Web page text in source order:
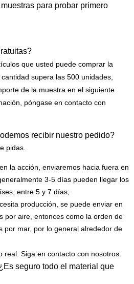
para probar primero
que usted puede comprar la
supera las 500 unidades,
de la muestra en el siguiente
póngase en contacto con
recibir nuestro pedido?
pidas.
la acción, enviaremos hacia fuera en
3-5 días pueden llegar los
entre 5 y 7 días;
producción, se puede enviar en
por aire, entonces como la orden de
por mar, por lo general alrededor de
real. Siga en contacto con nosotros.
seguro todo el material que